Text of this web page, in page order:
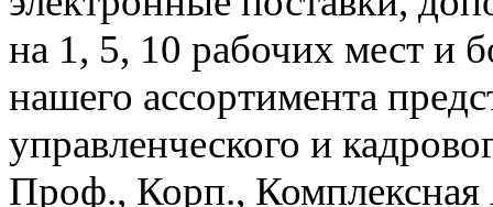
на 1, 5, 10 рабочих мест и
нашего ассортимента
управленческого и
Проф., Корп., Комплексная